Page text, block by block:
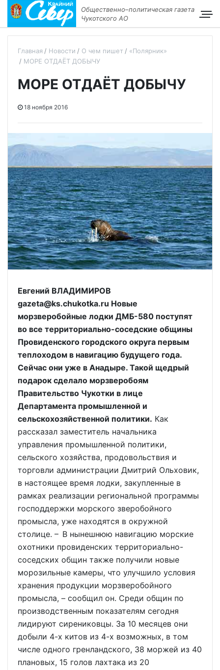
Общественно–политическая газета
Чукотского АО
Главная Новости О чем пишет
«Полярник»
МОРЕ ОТДАЁТ ДОБЫЧУ
МОРЕ ОТДАЁТ ДОБЫЧУ
18 ноября 2016
Евгений ВЛАДИМИРОВ
gazeta@ks.chukotka.ru Новые
морзверобойные лодки ДМБ-580 поступят
во все территориально-соседские общины
Провиденского городского округа первым
теплоходом в навигацию будущего года.
Сейчас они уже в Анадыре. Такой щедрый
подарок сделало морзверобоям
Правительство Чукотки в лице
Департамента промышленной и
сельскохозяйственной политики. Как
рассказал заместитель начальника
управления промышленной политики,
сельского хозяйства, продовольствия и
торговли администрации Дмитрий Ольховик,
в настоящее время лодки, закупленные в
рамках реализации региональной программы
господдержки морского зверобойного
промысла, уже находятся в окружной
столице. – В нынешнюю навигацию морские
охотники провиденских территориально-
соседских общин также получили новые
морозильные камеры, что улучшило условия
хранения продукции морзверобойного
промысла, – сообщил он. Среди общин по
производственным показателям сегодня
лидируют сирениковцы. За 10 месяцев они
добыли 4-х китов из 4-х возможных, в том
числе одного гренландского, 38 моржей из 40
плановых, 15 голов лахтака из 20